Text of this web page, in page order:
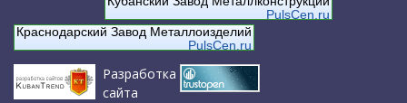
PulsCen.ru
Краснодарский Завод Металлоизделий
PulsCen.ru
Разработка
сайта